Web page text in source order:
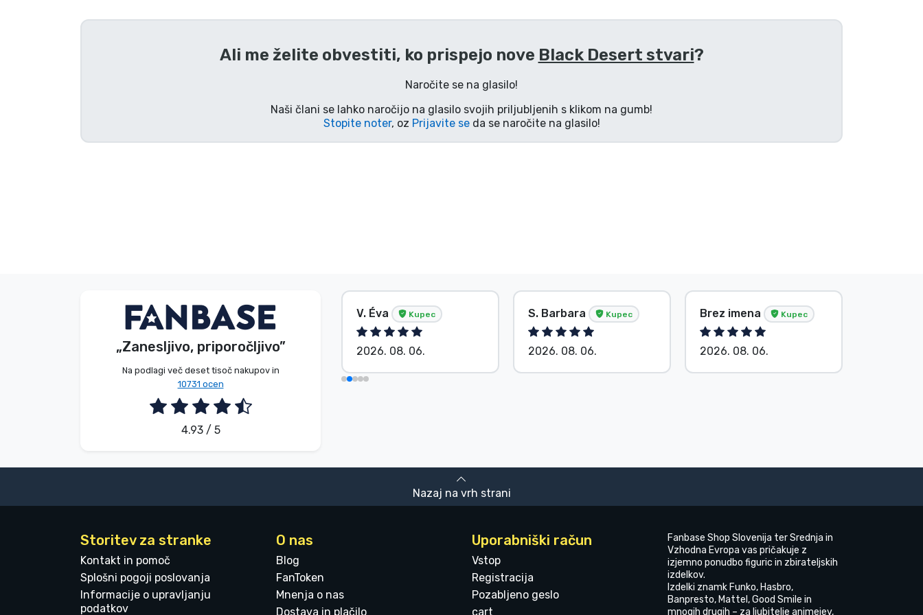
Ali me želite obvestiti, ko prispejo nove Black Desert stvari?
Naročite se na glasilo!
Naši člani se lahko naročijo na glasilo svojih priljubljenih s klikom na gumb!
Stopite noter, oz Prijavite seda se naročite na glasilo!
„Zanesljivo, priporočljivo”
Na podlagi več deset tisoč nakupov in
10731 ocen
4.93 / 5
Tősér Alexandra
Kupec
2026. 08. 07.
V. Éva Kupec
2026. 08. 06.
S. Barbara Kupec
2026. 08. 06.
Brez imena Kupec
2026. 08. 06.
Nazaj na vrh strani
Storitev za stranke
Kontakt in pomoč
Splošni pogoji poslovanja
Informacije o upravljanju
podatkov
O nas
Blog
FanToken
Mnenja o nas
Dostava in plačilo
Uporabniški račun
Vstop
Registracija
Pozabljeno geslo
cart
Fanbase Shop Slovenija ter Srednja in
Vzhodna Evropa vas pričakuje z
izjemno ponudbo figuric in zbirateljskih
izdelkov.
Izdelki znamk Funko, Hasbro,
Banpresto, Mattel, Good Smile in
mnogih drugih – za ljubitelje animejev,
Tv serijske izdelki
Anime izdelki
Blagovne znamke